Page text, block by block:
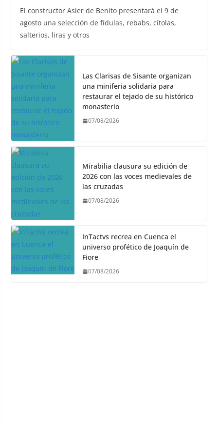
El constructor Asier de Benito presentará el 9 de
agosto una selección de fídulas, rebabs, cítolas,
salterios, liras y otros
Las Clarisas de Sisante organizan
una miniferia solidaria para
restaurar el tejado de su histórico
monasterio
07/08/2026
Mirabilia clausura su edición de
2026 con las voces medievales de
las cruzadas
07/08/2026
InTactvs recrea en Cuenca el
universo profético de Joaquín de
Fiore
07/08/2026